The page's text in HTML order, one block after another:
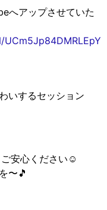
へアップさせていた
いするセッション
ご安心ください☺️
〜🎵